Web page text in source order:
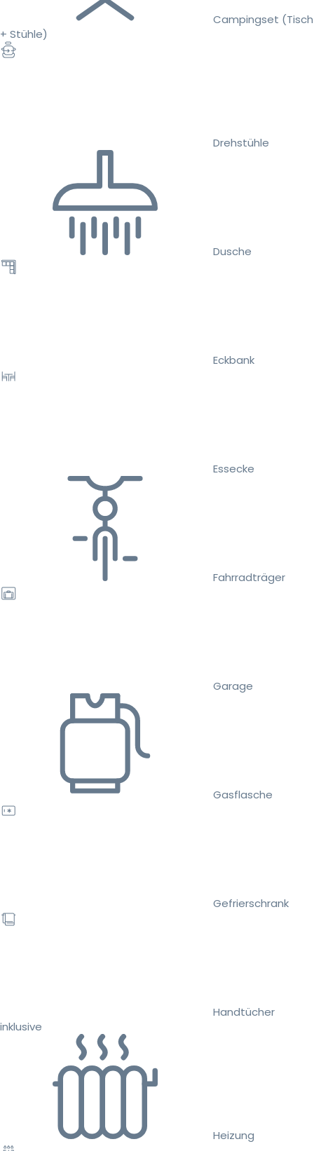
Campingset (Tisch
+ Stühle)
Drehstühle
Dusche
Eckbank
Essecke
Fahrradträger
Garage
Gasflasche
Gefrierschrank
Handtücher
inklusive
Heizung